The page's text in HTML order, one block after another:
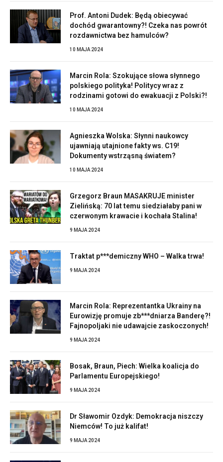
Prof. Antoni Dudek: Będą obiecywać
dochód gwarantowny?! Czeka nas powrót
rozdawnictwa bez hamulców?
10 MAJA 2024
Marcin Rola: Szokujące słowa słynnego
polskiego polityka! Politycy wraz z
rodzinami gotowi do ewakuacji z Polski?!
10 MAJA 2024
Agnieszka Wolska: Słynni naukowcy
ujawniają utajnione fakty ws. C19!
Dokumenty wstrząsną światem?
10 MAJA 2024
Grzegorz Braun MASAKRUJE minister
Zielińską: 70 lat temu siedziałaby pani w
czerwonym krawacie i kochała Stalina!
9 MAJA 2024
Traktat p***demiczny WHO – Walka trwa!
9 MAJA 2024
Marcin Rola: Reprezentantka Ukrainy na
Eurowizję promuje zb***dniarza Banderę?!
Fajnopoljaki nie udawajcie zaskoczonych!
9 MAJA 2024
Bosak, Braun, Piech: Wielka koalicja do
Parlamentu Europejskiego!
9 MAJA 2024
Dr Sławomir Ozdyk: Demokracja niszczy
Niemców! To już kalifat!
9 MAJA 2024